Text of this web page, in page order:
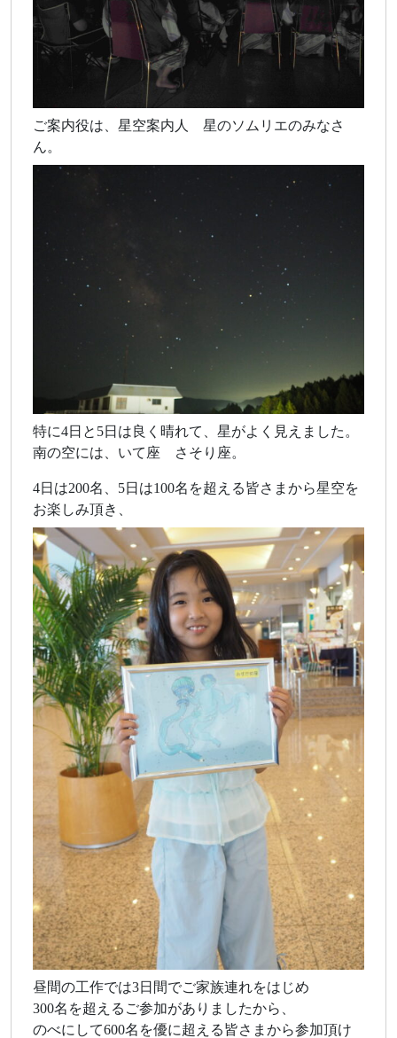
ご案内役は、星空案内人 星のソムリエのみなさ
ん。
特に4日と5日は良く晴れて、星がよく見えました。
南の空には、いて座 さそり座。
4日は200名、5日は100名を超える皆さまから星空を
お楽しみ頂き、
昼間の工作では3日間でご家族連れをはじめ
300名を超えるご参加がありましたから、
のべにして600名を優に超える皆さまから参加頂け